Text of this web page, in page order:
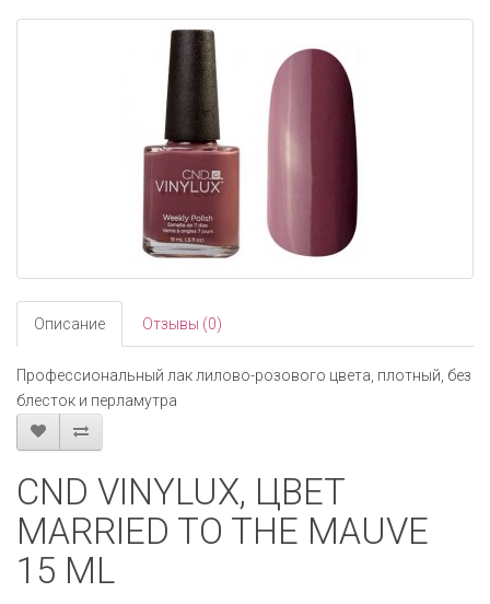
Описание Отзывы (0)
Профессиональный лак лилово-розового цвета, плотный, без
блесток и перламутра
CND VINYLUX, ЦВЕТ
MARRIED TO THE MAUVE
15 ML